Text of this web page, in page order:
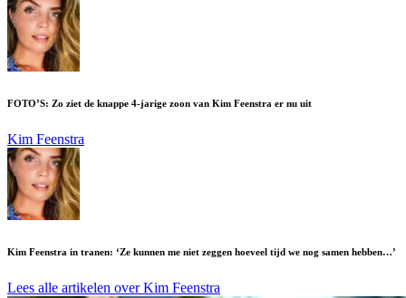
FOTO’S: Zo ziet de knappe 4-jarige zoon van Kim Feenstra er nu uit
Kim Feenstra
Kim Feenstra in tranen: ‘Ze kunnen me niet zeggen hoeveel tijd we nog samen hebben…’
Lees alle artikelen over Kim Feenstra